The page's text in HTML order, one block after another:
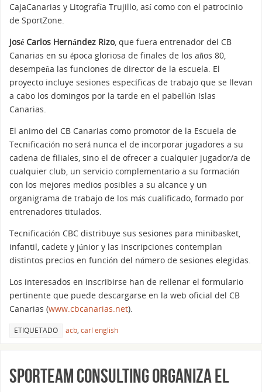
CajaCanarias y Litografía Trujillo, así como con el patrocinio
de SportZone.
José Carlos Hernández Rizo, que fuera entrenador del CB
Canarias en su época gloriosa de finales de los años 80,
desempeña las funciones de director de la escuela. El
proyecto incluye sesiones específicas de trabajo que se llevan
a cabo los domingos por la tarde en el pabellón Islas
Canarias.
El animo del CB Canarias como promotor de la Escuela de
Tecnificación no será nunca el de incorporar jugadores a su
cadena de filiales, sino el de ofrecer a cualquier jugador/a de
cualquier club, un servicio complementario a su formación
con los mejores medios posibles a su alcance y un
organigrama de trabajo de los más cualificado, formado por
entrenadores titulados.
Tecnificación CBC distribuye sus sesiones para minibasket,
infantil, cadete y júnior y las inscripciones contemplan
distintos precios en función del número de sesiones elegidas.
Los interesados en inscribirse han de rellenar el formulario
pertinente que puede descargarse en la web oficial del CB
Canarias (www.cbcanarias.net).
ETIQUETADO acb, carl english
SPORteam Consulting organiza el